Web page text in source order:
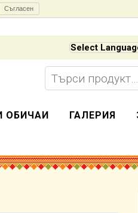
Select
Търсене
ОБИЧАИ ГАЛЕРИЯ
Съгласен